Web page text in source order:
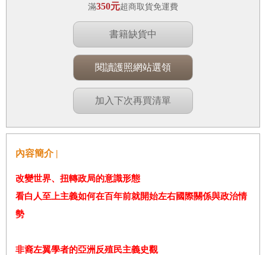
滿350元超商取貨免運費
書籍缺貨中
閱讀護照網站選領
加入下次再買清單
內容簡介 |
改變世界、扭轉政局的意識形態
看白人至上主義如何在百年前就開始左右國際關係與政治情
勢
非裔左翼學者的亞洲反殖民主義史觀